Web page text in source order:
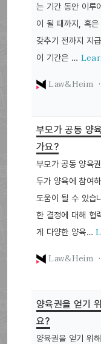
는 기간 동안 이루
이 될 때까지, 혹
갖추기 전까지 지
이 기간은 …
Law&Heim ·
부모가 공동 양
가요?
부모가 공동 양육
두가 양육에 참여
도움이 될 수 있습
한 결정에 대해 협
게 다양한 양육…
Law&Heim ·
양육권을 얻기
요?
양육권을 얻기 위